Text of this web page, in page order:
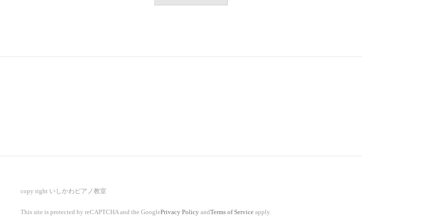
copy right いしかわピアノ教室
This site is protected by reCAPTCHA and the GooglePrivacy PolicyandTerms of Serviceapply.